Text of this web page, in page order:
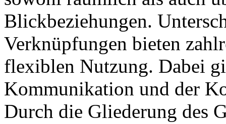
Blickbeziehungen.
Verknüpfungen bieten
flexiblen Nutzung. Dabei
Kommunikation und der
Durch die Gliederung des